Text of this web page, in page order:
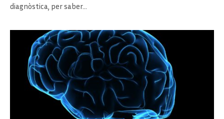
diagnòstica, per saber…